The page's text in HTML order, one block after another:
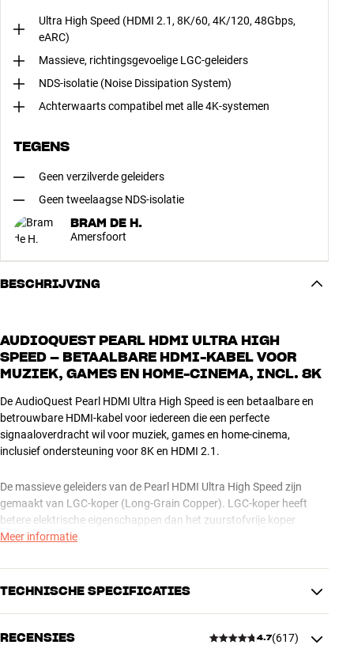
Ultra High Speed (HDMI 2.1, 8K/60, 4K/120, 48Gbps,
eARC)
Massieve, richtingsgevoelige LGC-geleiders
NDS-isolatie (Noise Dissipation System)
Achterwaarts compatibel met alle 4K-systemen
TEGENS
Geen verzilverde geleiders
Geen tweelaagse NDS-isolatie
BRAM DE H.
Amersfoort
BESCHRIJVING
AUDIOQUEST PEARL HDMI ULTRA HIGH
SPEED – BETAALBARE HDMI-KABEL VOOR
MUZIEK, GAMES EN HOME-CINEMA, INCL. 8K
De AudioQuest Pearl HDMI Ultra High Speed is een betaalbare en
betrouwbare HDMI-kabel voor iedereen die een perfecte
signaaloverdracht wil voor muziek, games en home-cinema,
inclusief ondersteuning voor 8K en HDMI 2.1.
De massieve geleiders van de Pearl HDMI Ultra High Speed zijn
gemaakt van LGC-koper (Long-Grain Copper). LGC-koper heeft
betere elektrische eigenschappen dan het zuurstofvrije koper
(OFHC) dat gebruikt wordt in concurrerende producten. En hij is
System) die je digitale gegevens beschermt tegen RF-straling.
Kortom, een betrouwbare en betaalbare kabel voor
De Pearl HDMI Ultra High Speed HDMI-kabel is verkrijgbaar in
Meer informatie
TECHNISCHE SPECIFICATIES
AANSLUITINGEN
RECENSIES 4.7(617)